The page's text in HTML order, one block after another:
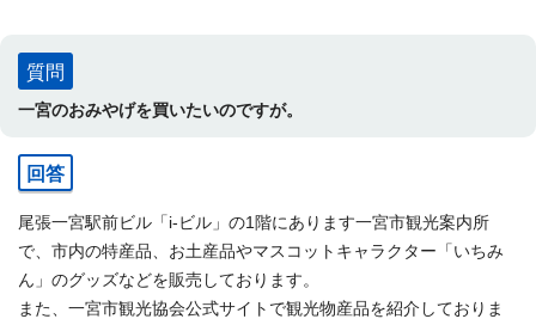
質問
一宮のおみやげを買いたいのですが。
回答
尾張一宮駅前ビル「i-ビル」の1階にあります一宮市観光案内所
で、市内の特産品、お土産品やマスコットキャラクター「いちみ
ん」のグッズなどを販売しております。
また、一宮市観光協会公式サイトで観光物産品を紹介しておりま